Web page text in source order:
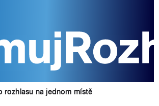
rozhlasu na jednom místě